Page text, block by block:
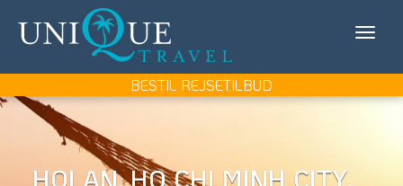
KONTAKT OS
MIN REJSE/LOG IN
Travel
BESTIL REJSETILBUD
REJSEMÅL
REJSETYPER
HOI AN, HO CHI MINH CITY,